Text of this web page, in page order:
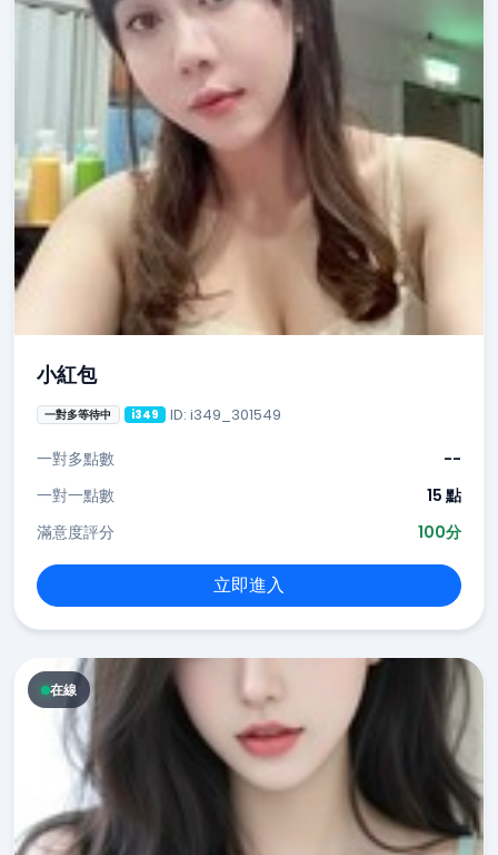
小紅包
一對多等待中 i349 ID: i349_301549
一對多點數
--
一對一點數
15 點
滿意度評分
100分
立即進入
在線